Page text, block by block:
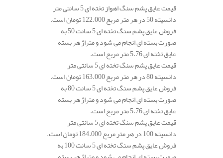
قیمت عایق پشم سنگ اهواز تخته ای 5 سانتی متر
دانسیته 50 در هر متر مربع 122.000 تومان است.
فروش عایق پشم سنگ تخته ای 5 سانت 50 به
صورت بسته ای انجام می شود و متراژ هر بسته
عایق تخته ای 5.76 متر مربع است.
قیمت عایق پشم سنگ تخته ای 5 سانتی متر
دانسیته 80 در هر متر مربع 163.000 تومان است.
فروش عایق پشم سنگ تخته ای 5 سانت 80 به
صورت بسته ای انجام می شود و متراژ هر بسته
عایق تخته ای 5.76 متر مربع است.
قیمت عایق پشم سنگ تخته ای 5 سانتی متر
دانسیته 100 در هر متر مربع 184.000 تومان است.
فروش عایق پشم سنگ تخته ای 5 سانت 100 به